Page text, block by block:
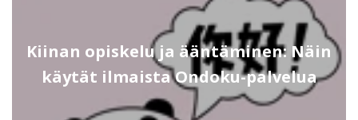
Kiinan opiskelu ja ääntäminen: Näin
käytät ilmaista Ondoku-palvelua